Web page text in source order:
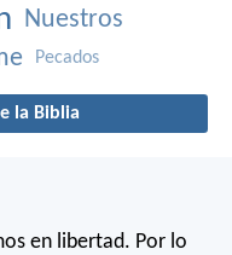
Nuestros
Pecados
la Biblia
en libertad. Por lo